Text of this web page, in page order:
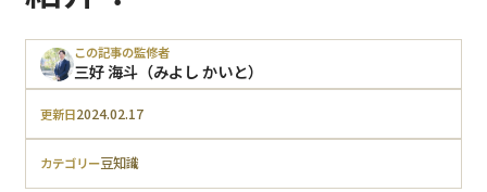
この記事の監修者
三好 海斗（みよし かいと）
更新日2024.02.17
カテゴリー豆知識